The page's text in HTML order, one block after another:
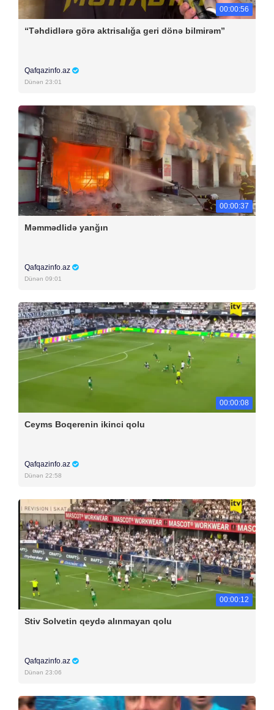
00:00:56
“Təhdidlərə görə aktrisalığa geri dönə bilmirəm”
Qafqazinfo.az
Dünən 23:01
00:00:37
Məmmədlidə yanğın
Qafqazinfo.az
Dünən 09:01
00:00:08
Ceyms Boqerenin ikinci qolu
Qafqazinfo.az
Dünən 22:58
00:00:12
Stiv Solvetin qeydə alınmayan qolu
Qafqazinfo.az
Dünən 23:06